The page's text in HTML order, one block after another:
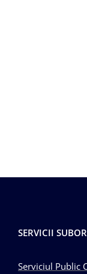
SERVICII
Serviciul Public